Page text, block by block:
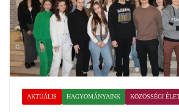
AKTUÁLIS HAGYOMÁNYAINK KÖZÖSSÉGI